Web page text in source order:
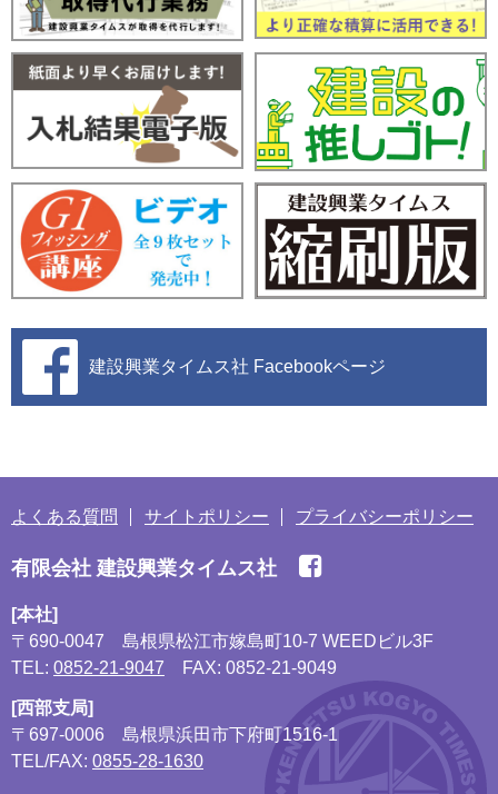
建設興業タイムス社 Facebookページ
よくある質問 サイトポリシー プライバシーポリシー
有限会社 建設興業タイムス社
[本社]
〒690-0047
島根県松江市嫁島町10-7 WEEDビル3F
TEL: 0852-21-9047 FAX: 0852-21-9049
[西部支局]
〒697-0006
島根県浜田市下府町1516-1
TEL/FAX: 0855-28-1630